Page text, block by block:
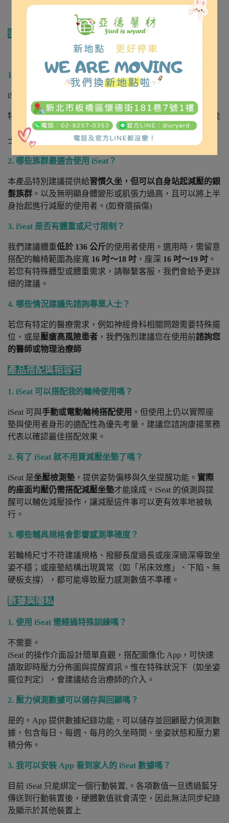
這些
適用對象與限制
1. iSeat 適合推薦給哪類型的使用者？
iSeat 適用需 iSeat 適用於
特別是對姿勢穩定性或減壓需求較高者，對於血液循環不佳
（如低血壓、糖尿病、水腫）或皮膚狀況需特別留意的人
士，也建議使用 iSeat 進行座壓檢測與追蹤。
2. 哪些族群最適合使用 iSeat？
本產品特別建議提供給習慣久坐，但可以自身站起減壓的銀
髮族群 。以及無明顯身體變形或肌張力過高，且可以將上半
身抬起進行減壓的使用者。(如脊隨損傷)
3. iSeat 是否有體重或尺寸限制？
我們建議體重低於 136 公斤的使用者使用。選用時，需留意
搭配的輪椅範圍為座寬 16 吋～18 吋 ，座深 16 吋～19 吋 。
若您有特殊體型或體重需求，請聯繫客服，我們會給予更詳
細的建議。
4. 哪些情況建議先諮詢專業人士？
若您有特定的醫療需求，例如神經骨科相關問題需要特殊擺
位、或是壓瘡高風險患者 ，我們強烈建議您在使用前諮詢您
的醫師或物理治療師
產品搭配與相容性
1. iSeat 可以搭配我的輪椅使用嗎？
iSeat 可與手動或電動輪椅搭配使用 。但使用上仍以實際座
墊與使用者身形的適配性為優先考量，建議您諮詢康揚業務
代表以確認最佳搭配效果。
2. 有了 iSeat 就不用買減壓坐墊了嗎？
iSeat 是坐壓檢測墊 ，提供姿勢偏移與久坐提醒功能。 實際
的座面均壓仍需搭配減壓坐墊才能達成。iSeat 的偵測與提
醒可以輔佐減壓操作，讓減壓這件事可以更有效率地被執
行。
3. 哪些輔具規格會影響感測準確度？
若輪椅尺寸不符建議規格、撥腳長度過長或座深過深導致坐
姿不穩；或座墊結構出現異常（如「吊床效應」、下陷、無
硬板支撐），都可能導致壓力感測數值不準確。
數據與隱私
1. 使用 iSeat 需經過特殊訓練嗎？
不需要。
iSeat 的操作介面設計簡單直觀，搭配圖像化 App，可快速
讀取即時壓力分佈圖與提醒資訊。惟在特殊狀況下（如坐姿
擺位判定），會建議結合治療師的介入。
2. 壓力偵測數據可以儲存與回顧嗎？
是的。App 提供數據紀錄功能，可以儲存並回顧壓力偵測數
據，包含每日、每週、每月的久坐時間、坐姿狀態和壓力累
積分佈。
3. 我可以安裝 App 看到家人的 iSeat 數據嗎？
目前 iSeat 只能綁定一個行動裝置,。各項數值一旦透過藍牙
傳送到行動裝置後，硬體數值就會清空，因此無法同步紀錄
及顯示於其他裝置上